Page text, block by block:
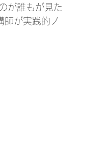
が誰もが見た
師が実践的ノ